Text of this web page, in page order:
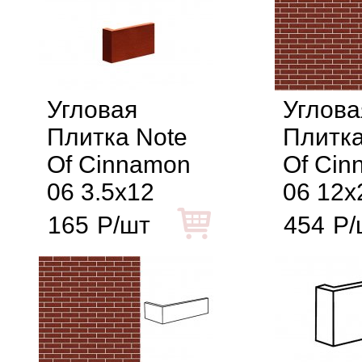
Угловая
Плитка Note
Of Cinnamon
06 3.5x12
165 Р/шт
Of
06
454 Р/